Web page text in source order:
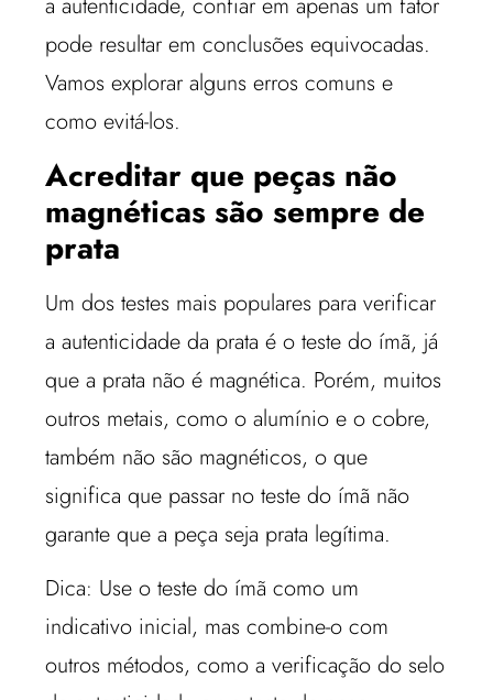
a autenticidade, confiar em apenas um fator
pode resultar em conclusões equivocadas.
Vamos explorar alguns erros comuns e
como evitá-los.
Acreditar que peças não
magnéticas são sempre de
prata
Um dos testes mais populares para verificar
a autenticidade da prata é o teste do ímã, já
que a prata não é magnética. Porém, muitos
outros metais, como o alumínio e o cobre,
também não são magnéticos, o que
significa que passar no teste do ímã não
garante que a peça seja prata legítima.
Dica: Use o teste do ímã como um
indicativo inicial, mas combine-o com
outros métodos, como a verificação do selo